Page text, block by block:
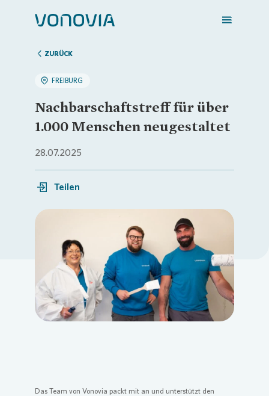
Zuhause finden
Mein Zuhause
Meine Stadt
Weitere Angebote
Login
ZURÜCK
FREIBURG
Nachbarschaftstreff für über
1.000 Menschen neugestaltet
28.07.2025
Teilen
Loading...
Das Team von Vonovia packt mit an und unterstützt den